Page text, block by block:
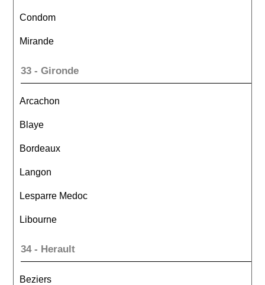
Condom
Mirande
33 - Gironde
Arcachon
Blaye
Bordeaux
Langon
Lesparre Medoc
Libourne
34 - Herault
Beziers